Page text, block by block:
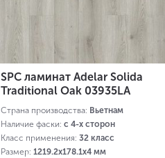
SPC ламинат Adelar Solida
Traditional Oak 03935LA
Страна производства: Вьетнам
Наличие фаски: с 4-х сторон
Класс применения: 32 класс
Размер: 1219.2х178.1х4 мм